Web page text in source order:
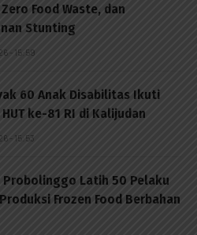
Zero Food Waste, dan
Stunting
- 15:59
60 Anak Disabilitas Ikuti
ke-81 RI di Kalijudan
- 15:53
Probolinggo Latih 50 Pelaku
Frozen Food Berbahan